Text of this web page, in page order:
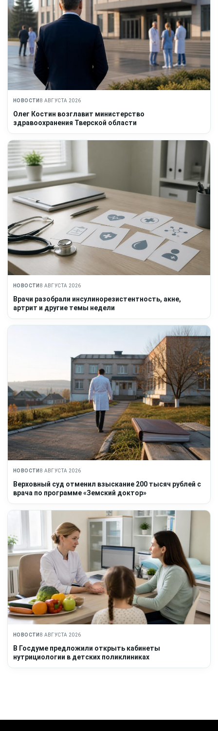
НОВОСТИ 8 АВГУСТА 2026
Олег Костин возглавит министерство
здравоохранения Тверской области
НОВОСТИ 8 АВГУСТА 2026
Врачи разобрали инсулинорезистентность, акне,
артрит и другие темы недели
НОВОСТИ 8 АВГУСТА 2026
Верховный суд отменил взыскание 200 тысяч рублей с
врача по программе «Земский доктор»
НОВОСТИ 8 АВГУСТА 2026
В Госдуме предложили открыть кабинеты
нутрициологии в детских поликлиниках